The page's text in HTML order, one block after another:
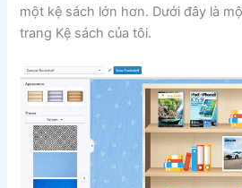
một kệ sách lớn hơn. Dưới đây là
trang Kệ sách của tôi.